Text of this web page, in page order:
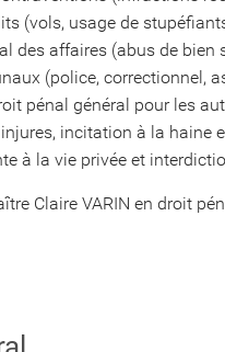
(vols, usage de
des affaires (abus de bien
(police, correctionnel,
pénal général pour les
incitation à la haine
à la vie privée et
Claire VARIN en droit